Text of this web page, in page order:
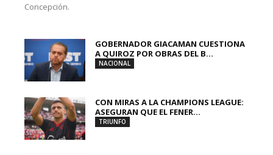
Concepción.
GOBERNADOR GIACAMAN CUESTIONA
A QUIROZ POR OBRAS DEL B...
NACIONAL
CON MIRAS A LA CHAMPIONS LEAGUE:
ASEGURAN QUE EL FENER...
TRIUNFO